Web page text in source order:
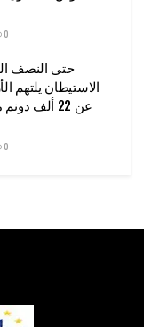
0
الاستيطان يلتهم
0